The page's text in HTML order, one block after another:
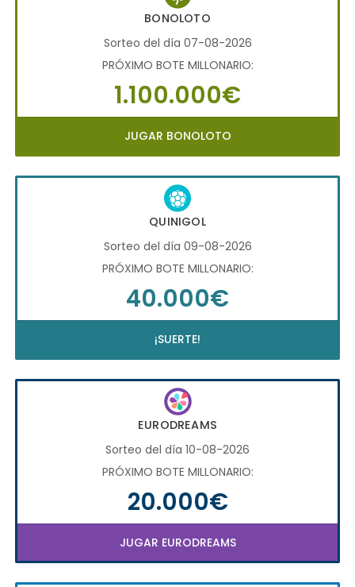
BONOLOTO
Sorteo del día 07-08-2026
PRÓXIMO BOTE MILLONARIO:
1.100.000€
JUGAR BONOLOTO
QUINIGOL
Sorteo del día 09-08-2026
PRÓXIMO BOTE MILLONARIO:
40.000€
¡SUERTE!
EURODREAMS
Sorteo del día 10-08-2026
PRÓXIMO BOTE MILLONARIO:
20.000€
JUGAR EURODREAMS